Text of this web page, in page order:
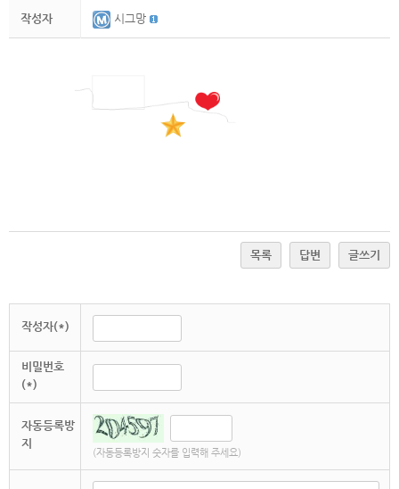
작성자 시그망
목록 답변 글쓰기
작성자(*)
비밀번호
(*)
자동등록방
지
(자동등록방지 숫자를 입력해 주세요)